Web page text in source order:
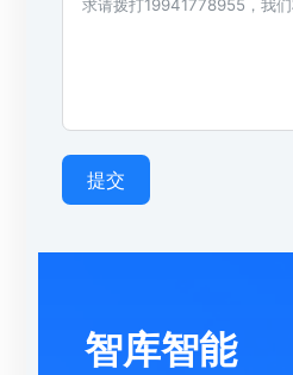
提交
智库智能